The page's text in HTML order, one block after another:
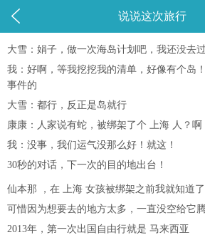
 说说这次旅行
大雪：娟子，做一次海岛计划吧，我还没去
我：好啊，等我挖挖我的清单，好像有个岛
事件的
大雪：都行，反正是岛就行
康康：人家说有蛇，被绑架了个 上海 人？啊
我：没事，我们运气没那么好！就这！
30秒的对话，下一次的目的地出台！
仙本那 ，在 上海 女孩被绑架之前我就知道
可惜因为想要去的地方太多，一直没空给它腾
2013年，第一次出国自由行就是 马来西亚